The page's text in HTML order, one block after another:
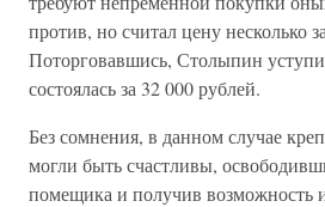
против, но считал цену несколько
Поторговавшись, Столыпин
состоялась за 32 000 рублей.
Без сомнения, в данном случае
могли быть счастливы,
помещика и получив возможность